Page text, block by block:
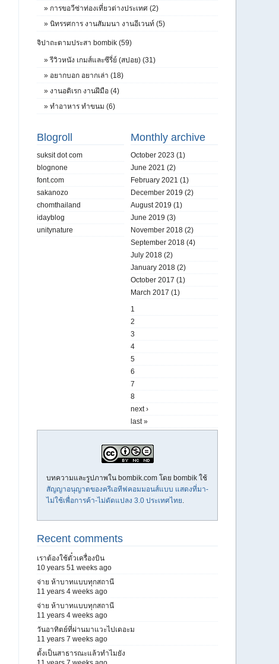
» การขอวีซ่าท่องเที่ยวต่างประเทศ (2)
» นิทรรศการ งานสัมมนา งานอีเวนท์ (5)
จิปาถะตามประสา bombik (59)
»รีวิวหนัง เกมส์และซีรี่ย์ (สปอย) (31)
» อยากบอก อยากเล่า (18)
» งานอดิเรก งานฝีมือ (4)
» ทำอาหาร ทำขนม (6)
Blogroll
suksit dot com
blognone
font.com
sakanozo
chomthailand
idayblog
unitynature
Monthly archive
October 2023 (1)
June 2021 (2)
February 2021 (1)
December 2019 (2)
August 2019 (1)
June 2019 (3)
November 2018 (2)
September 2018 (4)
July 2018 (2)
January 2018 (2)
October 2017 (1)
March 2017 (1)
1
2
3
4
5
6
7
8
next ›
last »
บทความและรูปภาพใน bombik.com โดย bombik ใช้
สัญญาอนุญาตของครีเอทีฟคอมมอนส์แบบ แสดงที่มา-
ไม่ใช้เพื่อการค้า-ไม่ดัดแปลง 3.0 ประเทศไทย.
Recent comments
เราต้องใช้ตั๋วเครื่องบิน
10 years 51 weeks ago
จ่าย ห้าบาทแบบทุกสถานี
11 years 4 weeks ago
จ่าย ห้าบาทแบบทุกสถานี
11 years 4 weeks ago
วันอาทิตย์ที่ผ่านมาแวะไปเดอะม
11 years 7 weeks ago
ตั้งเป็นสาธารณะแล้วทำไมยัง